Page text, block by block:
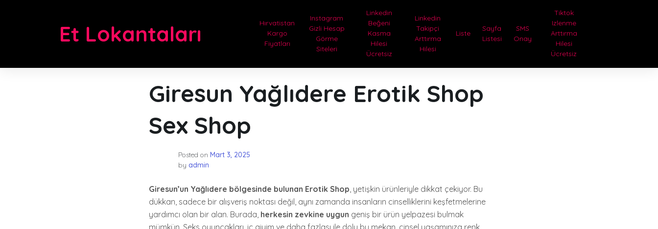
Et Lokantaları
Hırvatistan
Kargo
Fiyatları
Instagram
Gizli Hesap
Görme
Siteleri
Linkedin
Beğeni
Kasma
Hilesi
Ücretsiz
Linkedin
Takipçi
Arttırma
Hilesi
Liste
Sayfa
Listesi
SMS
Onay
Tiktok
Izlenme
Arttırma
Hilesi
Ücretsiz
Giresun Yağlıdere Erotik Shop
Sex Shop
Posted on Mart 3, 2025
by admin
Giresun’un Yağlıdere bölgesinde bulunan Erotik Shop, yetişkin ürünleriyle dikkat çekiyor. Bu
dükkan, sadece bir alışveriş noktası değil, aynı zamanda insanların cinselliklerini keşfetmelerine
yardımcı olan bir alan. Burada, herkesin zevkine uygun geniş bir ürün yelpazesi bulmak
mümkün. Seks oyuncakları, iç giyim ve daha fazlası ile dolu bu mekan, cinsel yaşamınıza renk